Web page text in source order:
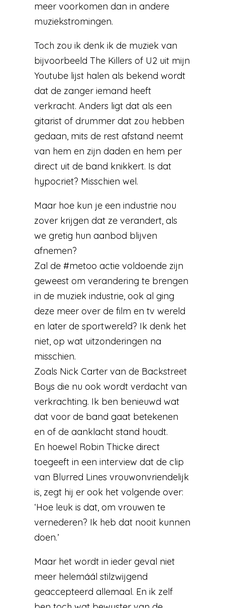
meer voorkomen dan in andere
muziekstromingen.
Toch zou ik denk ik de muziek van
bijvoorbeeld The Killers of U2 uit mijn
Youtube lijst halen als bekend wordt
dat de zanger iemand heeft
verkracht. Anders ligt dat als een
gitarist of drummer dat zou hebben
gedaan, mits de rest afstand neemt
van hem en zijn daden en hem per
direct uit de band knikkert. Is dat
hypocriet? Misschien wel.
Maar hoe kun je een industrie nou
zover krijgen dat ze verandert, als
we gretig hun aanbod blijven
afnemen?
Zal de #metoo actie voldoende zijn
geweest om verandering te brengen
in de muziek industrie, ook al ging
deze meer over de film en tv wereld
en later de sportwereld? Ik denk het
niet, op wat uitzonderingen na
misschien.
Zoals Nick Carter van de Backstreet
Boys die nu ook wordt verdacht van
verkrachting. Ik ben benieuwd wat
dat voor de band gaat betekenen
en of de aanklacht stand houdt.
En hoewel Robin Thicke direct
toegeeft in een interview dat de clip
van Blurred Lines vrouwonvriendelijk
is, zegt hij er ook het volgende over:
‘Hoe leuk is dat, om vrouwen te
vernederen? Ik heb dat nooit kunnen
doen.’
Maar het wordt in ieder geval niet
meer helemáál stilzwijgend
geaccepteerd allemaal. En ik zelf